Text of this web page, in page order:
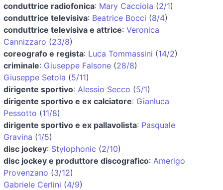
conduttrice radiofonica: Mary Cacciola (2/1)
conduttrice televisiva: Beatrice Bocci (8/4)
conduttrice televisiva e attrice: Veronica
Cannizzaro (23/8)
coreografo e regista: Luca Tommassini (14/2)
criminale: Giuseppe Falsone (28/8)
Giuseppe Setola (5/11)
dirigente sportivo: Alessio Secco (5/1)
dirigente sportivo e ex calciatore: Gianluca
Pessotto (11/8)
dirigente sportivo e ex pallavolista: Pasquale
Gravina (1/5)
disc jockey: Stylophonic (2/10)
disc jockey e produttore discografico: Amerigo
Provenzano (3/12)
Gabriele Cerlini (4/9)